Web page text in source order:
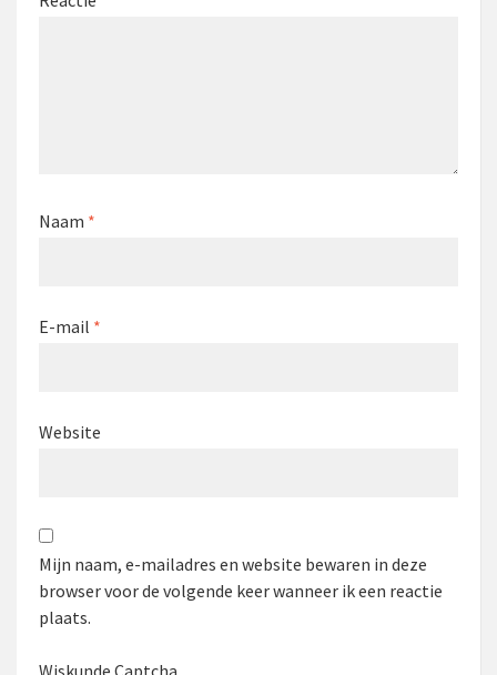
Naam *
E-mail *
Website
Mijn naam, e-mailadres en website bewaren in deze
browser voor de volgende keer wanneer ik een reactie
plaats.
Wiskunde Captcha